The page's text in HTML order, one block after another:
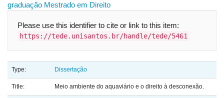
graduação Mestrado em Direito
Please use this identifier to cite or link to this item:
https://tede.unisantos.br/handle/tede/5461
Type: Dissertação
Title: Meio ambiente do aquaviário e o direito à desconexão.